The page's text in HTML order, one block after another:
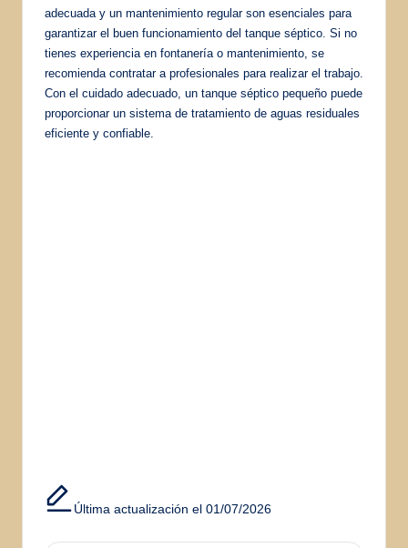
adecuada y un mantenimiento regular son esenciales para
garantizar el buen funcionamiento del tanque séptico. Si no
tienes experiencia en fontanería o mantenimiento, se
recomienda contratar a profesionales para realizar el trabajo.
Con el cuidado adecuado, un tanque séptico pequeño puede
proporcionar un sistema de tratamiento de aguas residuales
eficiente y confiable.
Última actualización el 01/07/2026